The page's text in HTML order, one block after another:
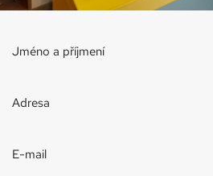
Jméno a příjmení
Adresa
E-mail